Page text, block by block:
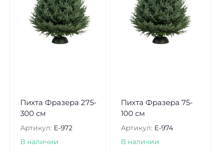
Пихта Фразера 275-
300 см
Артикул: E-972
В наличии
Пихта Фразера 75-
100 см
Артикул: E-974
В наличии